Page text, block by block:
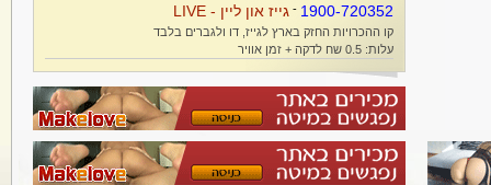
1900-720352
- גייז און ליין - LIVE
קו ההכרויות החזק בארץ לגייז, דו ולגברים בלבד
עלות: 0.5 שח לדקה + זמן אוויר